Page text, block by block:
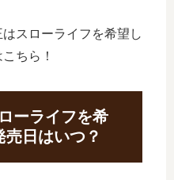
スローライフを希望し
ちら！
ーライフを希
日はいつ？